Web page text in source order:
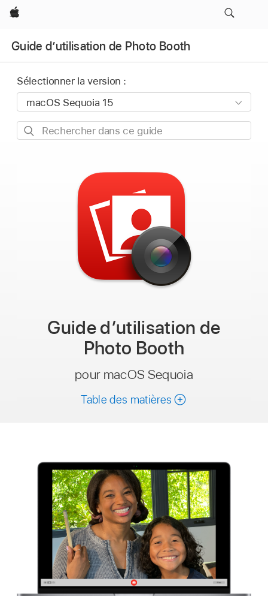
Apple
Guide d’utilisation de Photo Booth
Sélectionner la version :
Rechercher
Guide d’utilisation de
Photo Booth
pour macOS Sequoia
Table des matières